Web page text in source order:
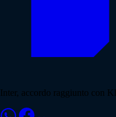
Inter, accordo raggiunto con